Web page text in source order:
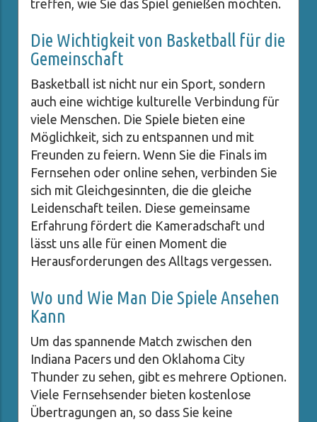
treffen, wie Sie das Spiel genießen möchten.
Die Wichtigkeit von Basketball für die
Gemeinschaft
Basketball ist nicht nur ein Sport, sondern
auch eine wichtige kulturelle Verbindung für
viele Menschen. Die Spiele bieten eine
Möglichkeit, sich zu entspannen und mit
Freunden zu feiern. Wenn Sie die Finals im
Fernsehen oder online sehen, verbinden Sie
sich mit Gleichgesinnten, die die gleiche
Leidenschaft teilen. Diese gemeinsame
Erfahrung fördert die Kameradschaft und
lässt uns alle für einen Moment die
Herausforderungen des Alltags vergessen.
Wo und Wie Man Die Spiele Ansehen
Kann
Um das spannende Match zwischen den
Indiana Pacers und den Oklahoma City
Thunder zu sehen, gibt es mehrere Optionen.
Viele Fernsehsender bieten kostenlose
Übertragungen an, so dass Sie keine